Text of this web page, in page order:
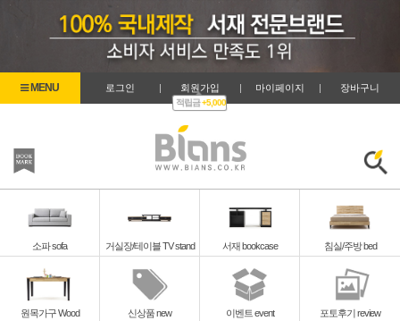
로그인 | 회원가입 |
적립금+5,000
마이페이지 | 장바구니
소파 sofa 거실장/테이블 TV stand 서재 bookcase 침실/주방 bed
원목가구 Wood 신상품 new 이벤트 event 포토후기 review